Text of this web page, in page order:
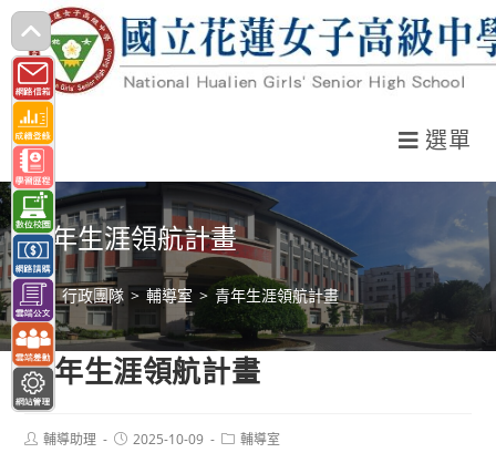
跳
轉
至
主
要
內
容
選單
青年生涯領航計畫
> 行政團隊 > 輔導室 > 青年生涯領航計畫
青年生涯領航計畫
Post輔導助理
Post2025-10-09
Post輔導室